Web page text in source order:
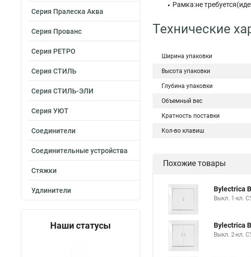
Серия Пралеска Аква
Серия Прованс
Серия РЕТРО
Серия СТИЛЬ
Серия СТИЛЬ-ЭЛИ
Серия УЮТ
Соединители
Соединительные устройства
Стяжки
Удлинители
Наши статусы
Рамка:не
Технические
Ширина упаковки
Высота упаковки
Глубина упаковки
Объемный вес
Кратность поставки
Кол-во клавиш
Похожие товары
Bylectrica
Выкл. 1-кл.
Bylectrica
Выкл. 2-кл.